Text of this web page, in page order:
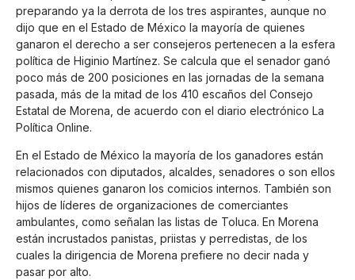
preparando ya la derrota de los tres aspirantes, aunque no
dijo que en el Estado de México la mayoría de quienes
ganaron el derecho a ser consejeros pertenecen a la esfera
política de Higinio Martínez. Se calcula que el senador ganó
poco más de 200 posiciones en las jornadas de la semana
pasada, más de la mitad de los 410 escaños del Consejo
Estatal de Morena, de acuerdo con el diario electrónico La
Política Online.
En el Estado de México la mayoría de los ganadores están
relacionados con diputados, alcaldes, senadores o son ellos
mismos quienes ganaron los comicios internos. También son
hijos de líderes de organizaciones de comerciantes
ambulantes, como señalan las listas de Toluca. En Morena
están incrustados panistas, priistas y perredistas, de los
cuales la dirigencia de Morena prefiere no decir nada y
pasar por alto.